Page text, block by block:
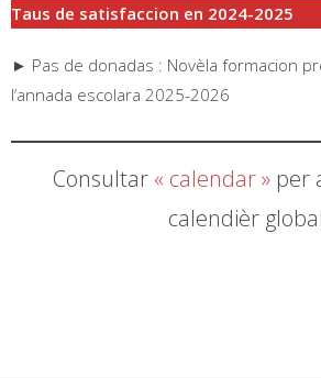
Taus de satisfaccion en 2024-2025
► Pas de donadas : Novèla formacion
l’annada escolara 2025-2026
Consultar « calendar »per
calendièr global